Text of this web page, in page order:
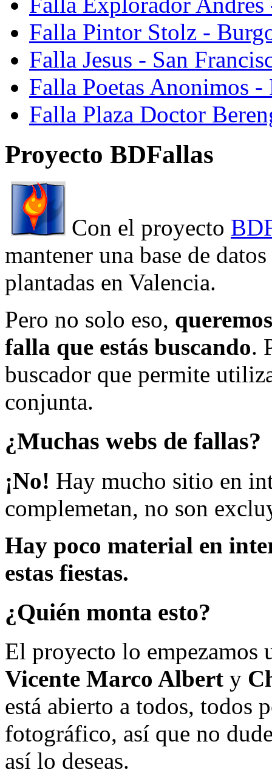
Falla Pintor Stolz -
Falla Jesus - San
Falla Poetas Anonimos
Falla Plaza Doctor
Proyecto BDFallas
Con el proyecto
mantener una base de
plantadas en Valencia.
Pero no solo eso,
falla que estás buscando.
buscador que permite
conjunta.
¿Muchas webs de fallas?
¡No! Hay mucho sitio en
complemetan, no son
Hay poco material en
estas fiestas.
¿Quién monta esto?
El proyecto lo empezamos
Vicente Marco Albert y
está abierto a todos, todos
fotográfico, así que no
así lo deseas.